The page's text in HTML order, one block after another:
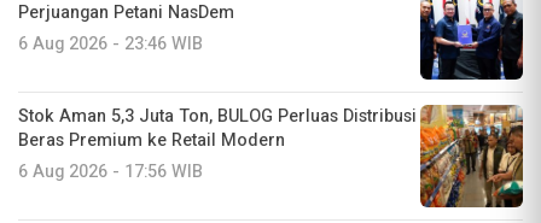
Perjuangan Petani NasDem
6 Aug 2026 - 23:46 WIB
Stok Aman 5,3 Juta Ton, BULOG Perluas Distribusi
Beras Premium ke Retail Modern
6 Aug 2026 - 17:56 WIB